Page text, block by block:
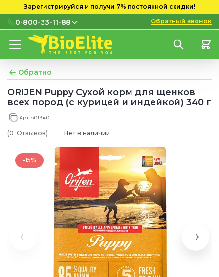
Зарегистрируйся и получи 7% постоянной скидки!
0-800-33-11-88
0-800-33-11-88
мобильных номеров
(097) 133 11 88
(095) 133 11 88
Обратный звонок
Обратно
ORIJEN Puppy Сухой корм для щенков
всех пород (с курицей и индейкой) 340 г
Арт o01340
(0 Отзывов) Нет в наличии
-15%